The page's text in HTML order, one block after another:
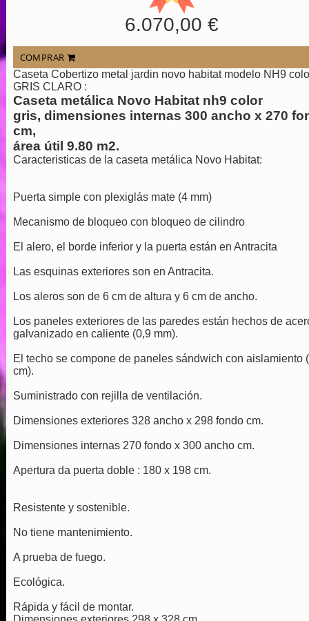
6.070,00 €
COMPRAR
Caseta Cobertizo metal jardin novo habitat modelo NH9
GRIS CLARO :
Caseta metálica Novo Habitat nh9 color
gris, dimensiones internas 300 ancho x 270
cm,
área útil 9.80 m2.
Caracteristicas de la caseta metálica Novo Habitat:
Puerta simple con plexiglás mate (4 mm)
Mecanismo de bloqueo con bloqueo de cilindro
El alero, el borde inferior y la puerta están en Antracita
Las esquinas exteriores son en Antracita.
Los aleros son de 6 cm de altura y 6 cm de ancho.
Los paneles exteriores de las paredes están hechos de
galvanizado en caliente (0,9 mm).
El techo se compone de paneles sándwich con aislamiento
cm).
Suministrado con rejilla de ventilación.
Dimensiones exteriores 328 ancho x 298 fondo cm.
Dimensiones internas 270 fondo x 300 ancho cm.
Apertura da puerta doble : 180 x 198 cm.
Resistente y sostenible.
No tiene mantenimiento.
A prueba de fuego.
Ecológica.
Rápida y fácil de montar.